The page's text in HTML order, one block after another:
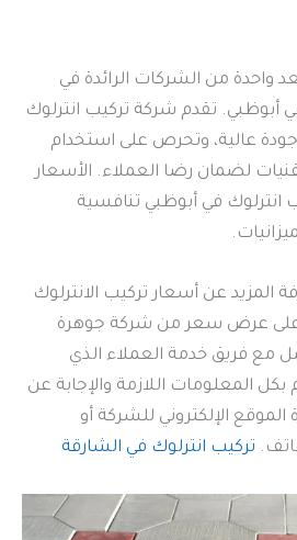
واحدة من الشركات الرائدة في
أبوظبي. تقدم شركة تركيب انترلوك
عالية، وتحرص على استخدام
لضمان رضا العملاء. الأسعار
انترلوك في أبوظبي تنافسية
المزيد عن أسعار تركيب الانترلوك
على عرض سعر من شركة جوهرة
مع فريق خدمة العملاء الذي
المعلومات اللازمة والإجابة عن
الموقع الإلكتروني للشركة أو
تركيب انترلوك في الشارقة